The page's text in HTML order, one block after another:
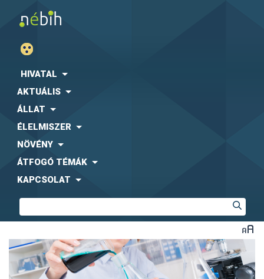
HIVATAL
AKTUÁLIS
ÁLLAT
ÉLELMISZER
NÖVÉNY
ÁTFOGÓ TÉMÁK
KAPCSOLAT